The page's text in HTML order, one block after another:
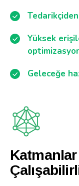
Tedarikçiden
Yüksek
Geleceğe